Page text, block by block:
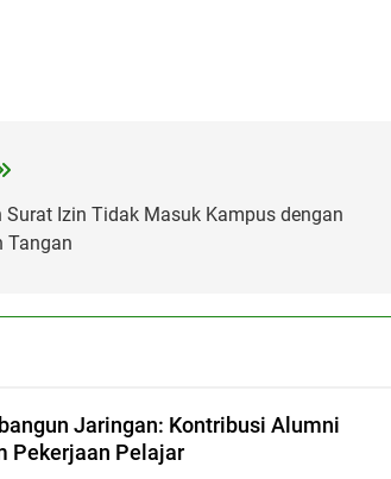
Surat Izin Tidak Masuk Kampus dengan
Tangan
Jaringan: Kontribusi Alumni
Pekerjaan Pelajar